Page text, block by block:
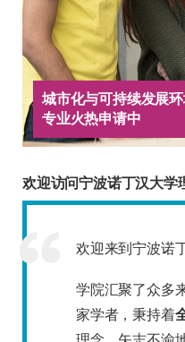
城市化与可持续发展
专业火热申请中
欢迎访问宁波诺丁汉大学
欢迎来到宁波诺
学院汇聚了众多
家学者，秉持着